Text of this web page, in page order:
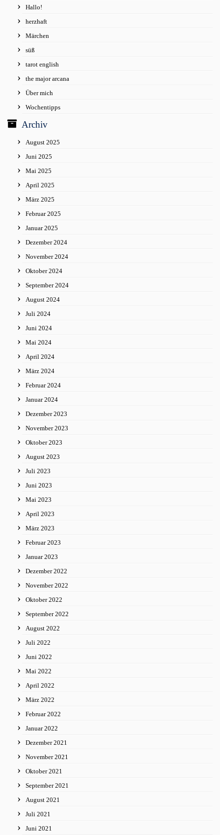
Hallo!
herzhaft
Märchen
süß
tarot english
the major arcana
Über mich
Wochentipps
Archiv
August 2025
Juni 2025
Mai 2025
April 2025
März 2025
Februar 2025
Januar 2025
Dezember 2024
November 2024
Oktober 2024
September 2024
August 2024
Juli 2024
Juni 2024
Mai 2024
April 2024
März 2024
Februar 2024
Januar 2024
Dezember 2023
November 2023
Oktober 2023
August 2023
Juli 2023
Juni 2023
Mai 2023
April 2023
März 2023
Februar 2023
Januar 2023
Dezember 2022
November 2022
Oktober 2022
September 2022
August 2022
Juli 2022
Juni 2022
Mai 2022
April 2022
März 2022
Februar 2022
Januar 2022
Dezember 2021
November 2021
Oktober 2021
September 2021
August 2021
Juli 2021
Juni 2021